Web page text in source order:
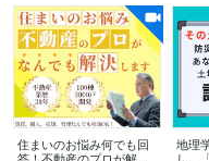
住まいのお悩み何でも回
地理